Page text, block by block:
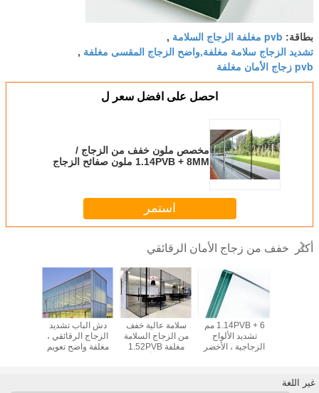
بطاقة: pvb مغلفة الزجاج السلامة ,
تشديد الزجاج سلامة مغلفة,واضح الزجاج المقسى مغلفة ,
pvb زجاج الأمان مغلفة
احصل على افضل سعر ل
مخصص ملون خفف من الزجاج /
1.14PVB + 8MM ملون صفائح الزجاج
استمر
أكثر خفف من زجاج الأمان الرقائقي
دش الباب تشديد
الزجاج الرقائقي ،
مغلفة واضح تعويم
سلامة عالية خفف
من الزجاج السلامة
مغلفة 1.52PVB
1.14PVB + 6 مم
تشديد الألواح
الزجاجية ، الأخضر
غير اللغة